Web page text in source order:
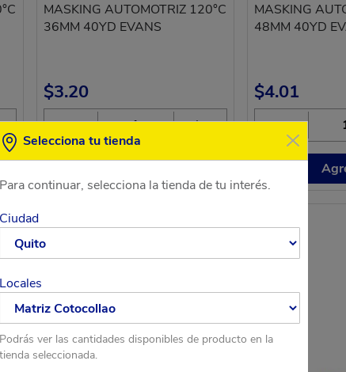
Selecciona tu tienda
Para continuar, selecciona la tienda de tu interés.
Ciudad
Locales
Podrás ver las cantidades disponibles de producto en la
tienda seleccionada.
MASKING AUTOMOTRIZ 120°C
36MM 40YD EVANS
$3.20
MASKING
48MM 40YD
$4.01